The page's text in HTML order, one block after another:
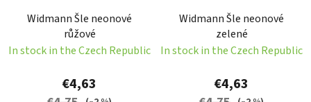
Widmann Šle neonové
růžové
In stock in the Czech Republic
€4,63
Widmann Šle neonové
zelené
In stock in the Czech Republic
€4,63